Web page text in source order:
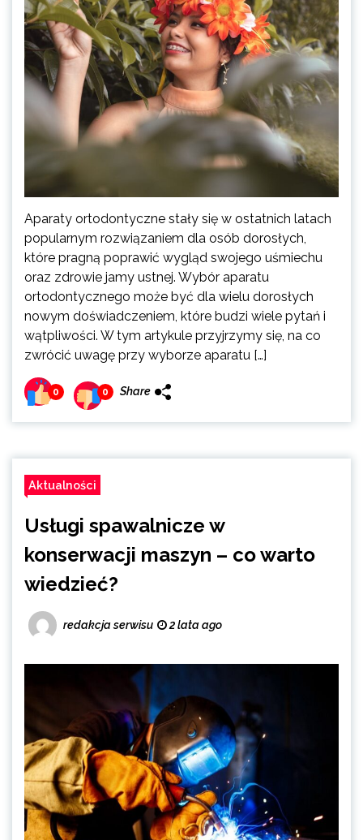
Aparaty ortodontyczne stały się w ostatnich latach
popularnym rozwiązaniem dla osób dorosłych,
które pragną poprawić wygląd swojego uśmiechu
oraz zdrowie jamy ustnej. Wybór aparatu
ortodontycznego może być dla wielu dorosłych
nowym doświadczeniem, które budzi wiele pytań i
wątpliwości. W tym artykule przyjrzymy się, na co
zwrócić uwagę przy wyborze aparatu […]
0 0 Share
Aktualności
Usługi spawalnicze w
konserwacji maszyn – co warto
wiedzieć?
redakcja serwisu 2 lata ago